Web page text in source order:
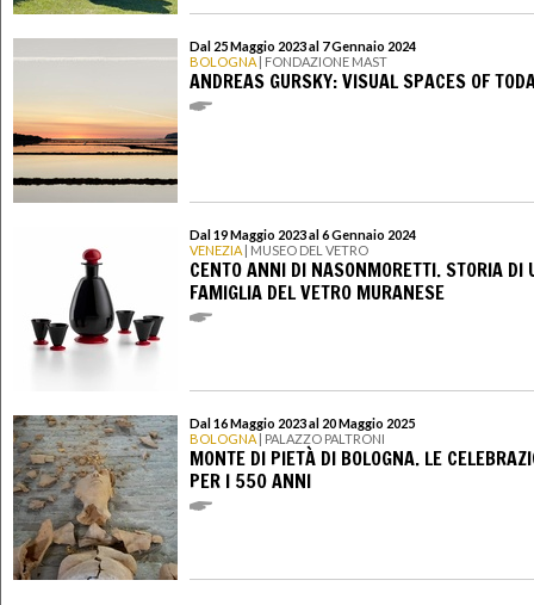
Dal 25 Maggio 2023 al 7 Gennaio 2024
BOLOGNA | FONDAZIONE MAST
ANDREAS GURSKY: VISUAL SPACES OF
Dal 19 Maggio 2023 al 6 Gennaio 2024
VENEZIA | MUSEO DEL VETRO
CENTO ANNI DI NASONMORETTI. STORIA DI
FAMIGLIA DEL VETRO MURANESE
Dal 16 Maggio 2023 al 20 Maggio 2025
BOLOGNA | PALAZZO PALTRONI
MONTE DI PIETÀ DI BOLOGNA. LE
PER I 550 ANNI